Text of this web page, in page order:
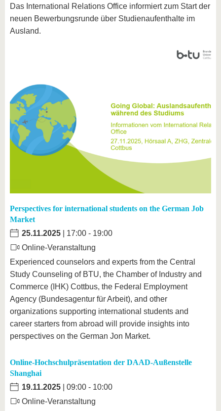
Das International Relations Office informiert zum Start der
neuen Bewerbungsrunde über Studienaufenthalte im
Ausland.
Perspectives for international students on the German Job
Market
25.11.2025 | 17:00 - 19:00
Online-Veranstaltung
Experienced counselors and experts from the Central
Study Counseling of BTU, the Chamber of Industry and
Commerce (IHK) Cottbus, the Federal Employment
Agency (Bundesagentur für Arbeit), and other
organizations supporting international students and
career starters from abroad will provide insights into
perspectives on the German Jon Market.
Online-Hochschulpräsentation der DAAD-Außenstelle
Shanghai
19.11.2025 | 09:00 - 10:00
Online-Veranstaltung